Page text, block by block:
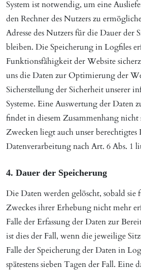
System ist notwendig, um eine
den Rechner des Nutzers zu
Adresse des Nutzers für die Dauer der
bleiben. Die Speicherung in Logfiles
Funktionsfähigkeit der Website
uns die Daten zur Optimierung der
Sicherstellung der Sicherheit unserer
Systeme. Eine Auswertung der Daten
findet in diesem Zusammenhang nicht
Zwecken liegt auch unser berechtigtes
Datenverarbeitung nach Art. 6 Abs. 1
4. Dauer der Speicherung
Die Daten werden gelöscht, sobald sie
Zweckes ihrer Erhebung nicht mehr
Falle der Erfassung der Daten zur
ist dies der Fall, wenn die jeweilige
Falle der Speicherung der Daten in
spätestens sieben Tagen der Fall. Eine